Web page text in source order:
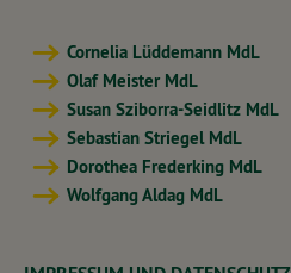
Cornelia Lüddemann MdL
Olaf Meister MdL
Susan Sziborra-Seidlitz MdL
Sebastian Striegel MdL
Dorothea Frederking MdL
Wolfgang Aldag MdL